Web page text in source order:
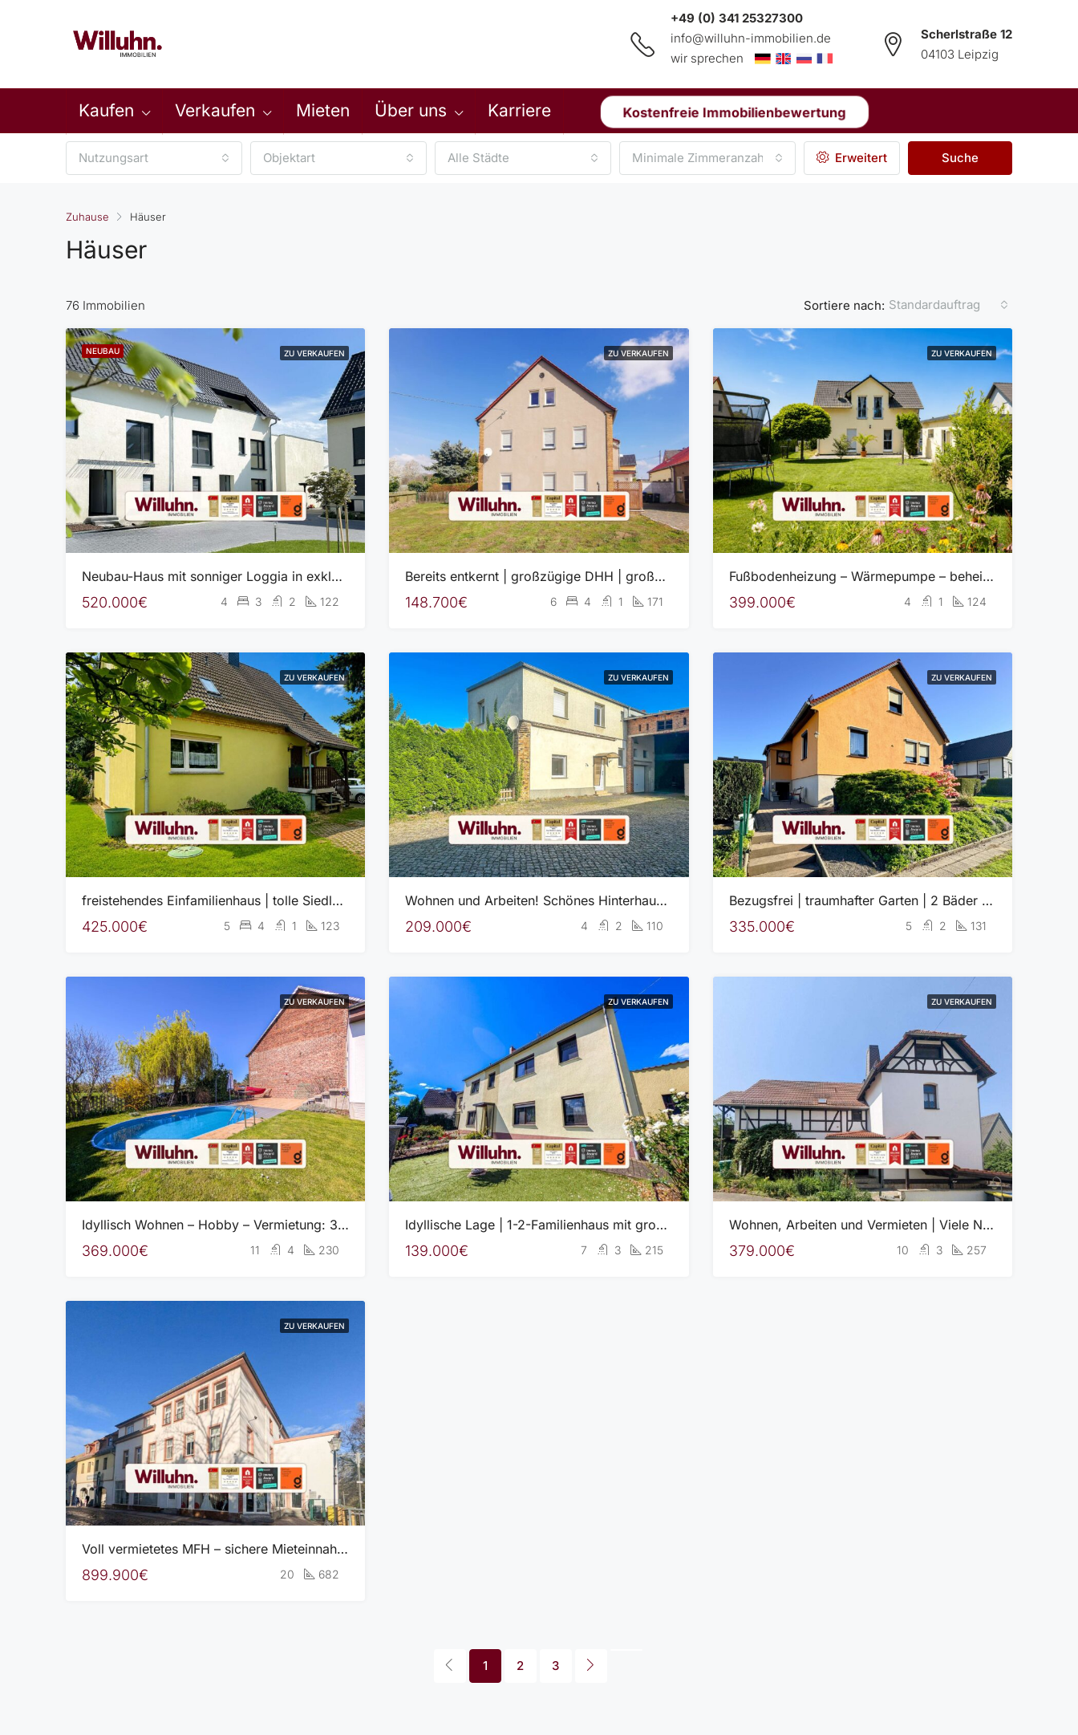
+49 (0) 341 25327300
info@willuhn-immobilien.de
wir sprechen
Scherlstraße 12
04103 Leipzig
Kaufen Verkaufen Mieten Über uns Karriere Kostenfreie Immobilienbewertung
Nutzungsart Objektart Alle Städte Minimale Zimmeranzahl Erweitert Suche
Zuhause Häuser
Häuser
76 Immobilien Sortiere nach: Standardauftrag
NEUBAU ZU VERKAUFEN
Neubau-Haus mit sonniger Loggia in exklusiver Wohnanlage l Garage l Wärmepumpe
520.000€ 4 3 2 122
ZU VERKAUFEN
Bereits entkernt | großzügige DHH | großes Grundstück | grünes Umfeld
148.700€ 6 4 1 171
ZU VERKAUFEN
Fußbodenheizung – Wärmepumpe – beheizte Doppelgarage – bodentiefe Fenster – hochwertige Einbauküche
399.000€ 4 1 124
ZU VERKAUFEN
freistehendes Einfamilienhaus | tolle Siedlungslage | idyllischer Garten | Tageslichtbad | Garage
425.000€ 5 4 1 123
ZU VERKAUFEN
Wohnen und Arbeiten! Schönes Hinterhaus mit geräumigen Nebengelassen!
209.000€ 4 2 110
ZU VERKAUFEN
Bezugsfrei | traumhafter Garten | 2 Bäder | Kameraüberwachung | Brunnen | Garage und Stellplatz
335.000€ 5 2 131
ZU VERKAUFEN
Idyllisch Wohnen – Hobby – Vermietung: 3 WE mit großem Grundstück, Pool, Gartenhaus, Werkstatt
369.000€ 11 4 230
ZU VERKAUFEN
Idyllische Lage | 1-2-Familienhaus mit großem Garten & Obstgehölz | Brunnen & Garagen | Glasfaser
139.000€ 7 3 215
ZU VERKAUFEN
Wohnen, Arbeiten und Vermieten | Viele Nutzungsmöglichkeiten | Ruhige Lage mit S-Bahn-Anschluss!
379.000€ 10 3 257
ZU VERKAUFEN
Voll vermietetes MFH – sichere Mieteinnahmen – 5,6% IST-Rendite!
899.900€ 20 682
1 2 3